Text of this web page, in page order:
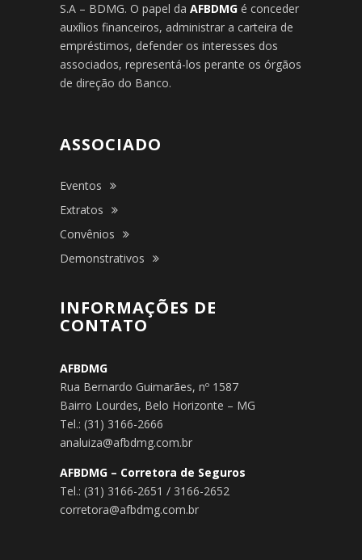
S.A – BDMG. O papel da AFBDMG é conceder
auxílios financeiros, administrar a carteira de
empréstimos, defender os interesses dos
associados, representá-los perante os órgãos
de direção do Banco.
ASSOCIADO
Eventos
Extratos
Convênios
Demonstrativos
INFORMAÇÕES DE
CONTATO
AFBDMG
Rua Bernardo Guimarães, nº 1587
Bairro Lourdes, Belo Horizonte – MG
Tel.: (31) 3166-2666
analuiza@afbdmg.com.br
AFBDMG – Corretora de Seguros
Tel.: (31) 3166-2651 / 3166-2652
corretora@afbdmg.com.br